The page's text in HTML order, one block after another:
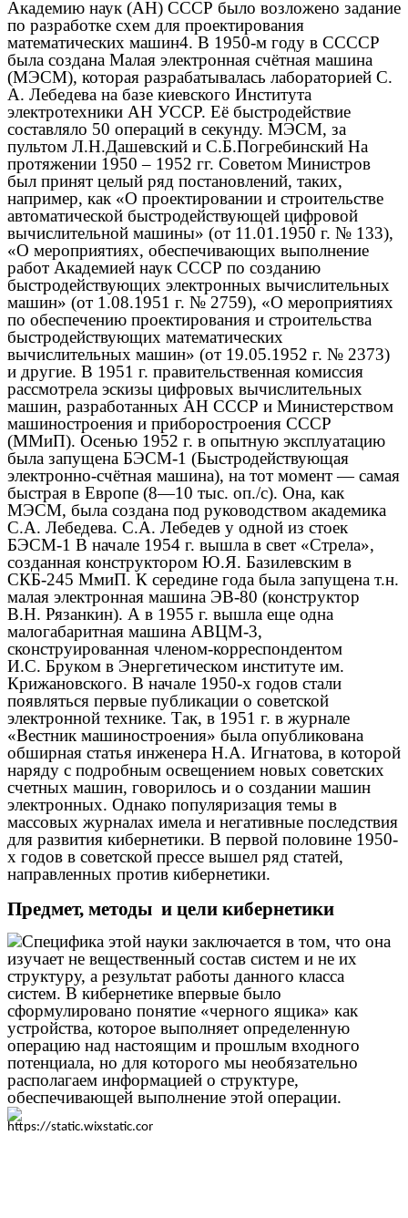
Академию наук (АН) СССР было возложено задание
по разработке схем для проектирования
математических машин4. В 1950-м году в ССССР
была создана Малая электронная счётная машина
(МЭСМ), которая разрабатывалась лабораторией С.
А. Лебедева на базе киевского Института
электротехники АН УССР. Её быстродействие
составляло 50 операций в секунду. МЭСМ, за
пультом Л.Н.Дашевский и С.Б.Погребинский На
протяжении 1950 – 1952 гг. Советом Министров
был принят целый ряд постановлений, таких,
например, как «О проектировании и строительстве
автоматической быстродействующей цифровой
вычислительной машины» (от 11.01.1950 г. № 133),
«О мероприятиях, обеспечивающих выполнение
работ Академией наук СССР по созданию
быстродействующих электронных вычислительных
машин» (от 1.08.1951 г. № 2759), «О мероприятиях
по обеспечению проектирования и строительства
быстродействующих математических
вычислительных машин» (от 19.05.1952 г. № 2373)
и другие. В 1951 г. правительственная комиссия
рассмотрела эскизы цифровых вычислительных
машин, разработанных АН СССР и Министерством
машиностроения и приборостроения СССР
(ММиП). Осенью 1952 г. в опытную эксплуатацию
была запущена БЭСМ-1 (Быстродействующая
электронно-счётная машина), на тот момент — самая
быстрая в Европе (8—10 тыс. оп./с). Она, как
МЭСМ, была создана под руководством академика
С.А. Лебедева. С.А. Лебедев у одной из стоек
БЭСМ-1 В начале 1954 г. вышла в свет «Стрела»,
созданная конструктором Ю.Я. Базилевским в
СКБ-245 МмиП. К середине года была запущена т.н.
малая электронная машина ЭВ-80 (конструктор
В.Н. Рязанкин). А в 1955 г. вышла еще одна
малогабаритная машина АВЦМ-3,
сконструированная членом-корреспондентом
И.С. Бруком в Энергетическом институте им.
Крижановского. В начале 1950-х годов стали
появляться первые публикации о советской
электронной технике. Так, в 1951 г. в журнале
«Вестник машиностроения» была опубликована
обширная статья инженера Н.А. Игнатова, в которой
наряду с подробным освещением новых советских
счетных машин, говорилось и о создании машин
электронных. Однако популяризация темы в
массовых журналах имела и негативные последствия
для развития кибернетики. В первой половине 1950-
х годов в советской прессе вышел ряд статей,
направленных против кибернетики.
Предмет, методы и цели кибернетики
​Специфика этой науки заключается в том, что она
изучает не вещественный состав систем и не их
структуру, а результат работы данного класса
систем. В кибернетике впервые было
сформулировано понятие «черного ящика» как
устройства, которое выполняет определенную
операцию над настоящим и прошлым входного
потенциала, но для которого мы необязательно
располагаем информацией о структуре,
обеспечивающей выполнение этой операции.